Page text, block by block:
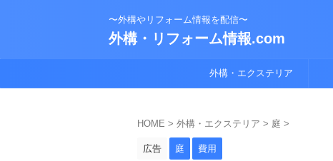
〜外構やリフォーム情報を配信〜
外構・リフォーム情報.com
外構・エクステリア
HOME > 外構・エクステリア > 庭 >
広告 庭 費用